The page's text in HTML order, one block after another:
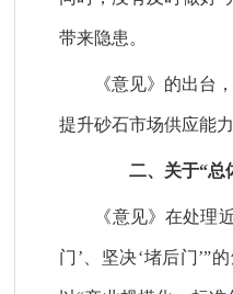
带来隐患。
《意见》的出台，
提升砂石市场供应能
二、关于“总
《意见》在处理近
门’、坚决‘堵后门’”